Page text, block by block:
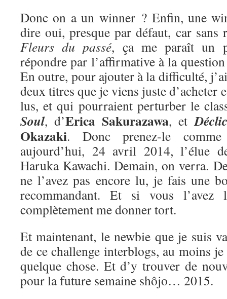
Donc on a un winner ? Enfin, une
dire oui, presque par défaut, car sans
Fleurs du passé, ça me paraît un
répondre par l’affirmative à la
En outre, pour ajouter à la difficulté,
deux titres que je viens juste d’acheter
lus, et qui pourraient perturber le
Soul, d’Erica Sakurazawa, et
Okazaki. Donc prenez-le
aujourd’hui, 24 avril 2014, l’élue
Haruka Kawachi. Demain, on verra.
ne l’avez pas encore lu, je fais une
recommandant. Et si vous l’avez
complètement me donner tort.
Et maintenant, le newbie que je suis
de ce challenge interblogs, au moins
quelque chose. Et d’y trouver de
pour la future semaine shôjo… 2015.